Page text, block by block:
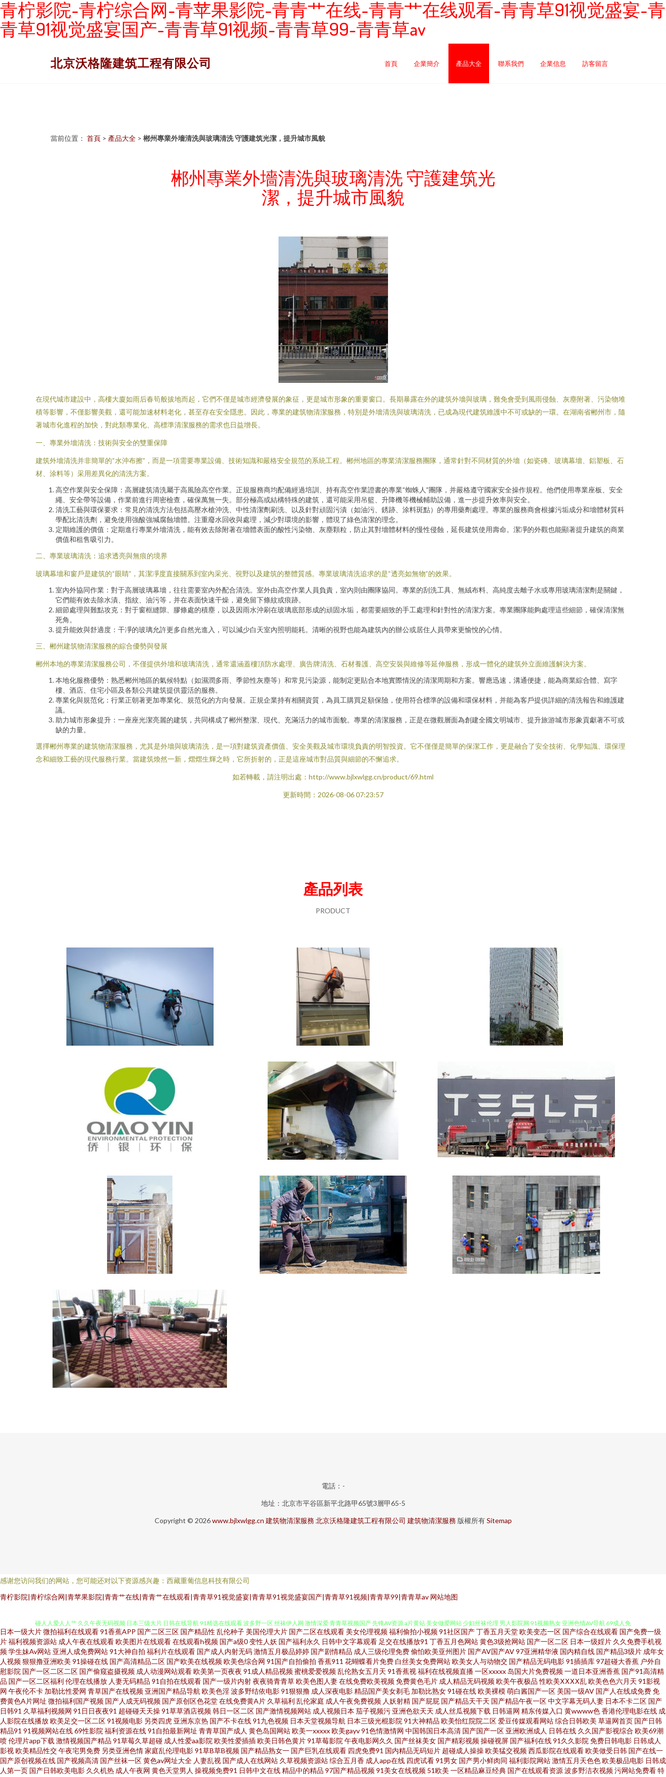
青柠影院-青柠综合网-青苹果影院-青青艹在线-青青艹在线观看-青青草91视觉盛宴-青
青草91视觉盛宴国产-青青草91视频-青青草99-青青草av
北京沃格隆建筑工程有限公司 首頁 企業簡介 產品大全 聯系我們 企業信息 訪客留言
當前位置： 首頁 > 產品大全 > 郴州專業外墻清洗與玻璃清洗 守護建筑光潔，提升城市風貌
郴州專業外墻清洗與玻璃清洗 守護建筑光
潔，提升城市風貌
在現代城市建設中，高樓大廈如雨后春筍般拔地而起，它們不僅是城市經濟發展的象征，更是城市形象的重要窗口。長期暴露在外的建筑外墻與玻璃，難免會受到風雨侵蝕、灰塵附著、污染物堆
積等影響，不僅影響美觀，還可能加速材料老化，甚至存在安全隱患。因此，專業的建筑物清潔服務，特別是外墻清洗與玻璃清洗，已成為現代建筑維護中不可或缺的一環。在湖南省郴州市，隨
著城市化進程的加快，對此類專業化、高標準清潔服務的需求也日益增長。
一、專業外墻清洗：技術與安全的雙重保障
建筑外墻清洗并非簡單的“水沖布擦”，而是一項需要專業設備、技術知識和嚴格安全規范的系統工程。郴州地區的專業清潔服務團隊，通常針對不同材質的外墻（如瓷磚、玻璃幕墻、鋁塑板、石
材、涂料等）采用差異化的清洗方案。
高空作業與安全保障：高層建筑清洗屬于高風險高空作業。正規服務商均配備經過培訓、持有高空作業證書的專業“蜘蛛人”團隊，并嚴格遵守國家安全操作規程。他們使用專業座板、安全
繩、安全帶等設備，作業前進行周密檢查，確保萬無一失。部分極高或結構特殊的建筑，還可能采用吊籃、升降機等機械輔助設備，進一步提升效率與安全。
清洗工藝與環保要求：常見的清洗方法包括高壓水槍沖洗、中性清潔劑刷洗、以及針對頑固污漬（如油污、銹跡、涂料斑點）的專用藥劑處理。專業的服務商會根據污垢成分和墻體材質科
學配比清洗劑，避免使用強酸強堿腐蝕墻體。注重廢水回收與處理，減少對環境的影響，體現了綠色清潔的理念。
定期維護的價值：定期進行專業外墻清洗，能有效去除附著在墻體表面的酸性污染物、灰塵顆粒，防止其對墻體材料的慢性侵蝕，延長建筑使用壽命。潔凈的外觀也能顯著提升建筑的商業
價值和租售吸引力。
二、專業玻璃清洗：追求透亮與無痕的境界
玻璃幕墻和窗戶是建筑的“眼睛”，其潔凈度直接關系到室內采光、視野以及建筑的整體質感。專業玻璃清洗追求的是“透亮如無物”的效果。
室內外協同作業：對于高層玻璃幕墻，往往需要室內外配合清洗。室外由高空作業人員負責，室內則由團隊協同。專業的刮洗工具、無絨布料、高純度去離子水或專用玻璃清潔劑是關鍵，
它們能有效去除水漬、指紋、油污等，并在表面快速干燥，避免留下條紋或痕跡。
細節處理與難點攻克：對于窗框縫隙、膠條處的積塵，以及因雨水沖刷在玻璃底部形成的頑固水垢，都需要細致的手工處理和針對性的清潔方案。專業團隊能夠處理這些細節，確保清潔無
死角。
提升能效與舒適度：干凈的玻璃允許更多自然光進入，可以減少白天室內照明能耗。清晰的視野也能為建筑內的辦公或居住人員帶來更愉悅的心情。
三、郴州建筑物清潔服務的綜合優勢與發展
郴州本地的專業清潔服務公司，不僅提供外墻和玻璃清洗，通常還涵蓋樓頂防水處理、廣告牌清洗、石材養護、高空安裝與維修等延伸服務，形成一體化的建筑外立面維護解決方案。
本地化服務優勢：熟悉郴州地區的氣候特點（如濕潤多雨、季節性灰塵等）和常見污染源，能制定更貼合本地實際情況的清潔周期和方案。響應迅速，溝通便捷，能為商業綜合體、寫字
樓、酒店、住宅小區及各類公共建筑提供靈活的服務。
專業化與規范化：行業正朝著更加專業化、規范化的方向發展。正規企業持有相關資質，為員工購買足額保險，使用符合標準的設備和環保材料，并能為客戶提供詳細的清洗報告和維護建
議。
助力城市形象提升：一座座光潔亮麗的建筑，共同構成了郴州整潔、現代、充滿活力的城市面貌。專業的清潔服務，正是在微觀層面為創建全國文明城市、提升旅游城市形象貢獻著不可或
缺的力量。
選擇郴州專業的建筑物清潔服務，尤其是外墻與玻璃清洗，是一項對建筑資產價值、安全美觀及城市環境負責的明智投資。它不僅僅是簡單的保潔工作，更是融合了安全技術、化學知識、環保理
念和細致工藝的現代服務行業。當建筑煥然一新，熠熠生輝之時，它所折射的，正是這座城市對品質與細節的不懈追求。
如若轉載，請注明出處：http://www.bjlxwlgg.cn/product/69.html
更新時間：2026-08-06 07:23:57
產品列表
PRODUCT
電話：-
地址：北京市平谷區新平北路甲65號3層甲65-5
Copyright © 2026www.bjlxwlgg.cn 建筑物清潔服務 北京沃格隆建筑工程有限公司 建筑物清潔服務 版權所有Sitemap
感谢您访问我们的网站，您可能还对以下资源感兴趣：西藏重葡信息科技有限公司
青柠影院|青柠综合网|青苹果影院|青青艹在线|青青艹在线观看|青青草91视觉盛宴|青青草91视觉盛宴国产|青青草91视频|青青草99|青青草av 网站地图
费视频 91po福利姬 美女网站18 午夜仑理 肏屄电影天堂 91超碰资源 九一自拍com 国产第92页 天天干屄网 av午夜日韩 超碰在线98草 99爱草 黄污视频 91cvom网站 狠狠色97欧美 免费的曰韩AV 日韩一a 影音先锋三级资源 麻豆性爱
AV 久久福利 亚洲人成人网站在 肏屄图片吴梦梦 亚洲第一夜 亚洲第一夜页 影音先锋色网 超碰日日夜夜 伊人成网 97色色电影院 超碰在线视屏 欧美啊V 一本道综合色色 红桃伦理影院 欧美三极 色婷婷五月激情 九一视频在线 日韩伦理
片网站 豆花官网免费 欧洲色图网站 亚洲丝袜天堂在线 av在线超碰 超碰在线五月 日韩久久精品 1024你懂得 成人国产色综合 精品九九女人 日韩肏逼片网站 伊人五月大香蕉 91永久入口网址 福利社色导航 老司机电影网av 男人资源网
麻豆旅游啪啪 五月花电影网 99青青 另类专区av 人妻东京热 日韩三级片AV网 日韩无码123 丝袜美腿性交 97殴美资源总站 国产黑料zcm 欧美色图91 四虎新888网名 欧美性爱A片 国产精品白 熟女人妻影音先锋 91成人入口 国产日日爱
國內精品區在綫 深夜久久麻豆精品 国产精品久久码一 婷婷色黑料91 欧美洲三极 亚洲偷拍天堂 超碰2026 欧美三级免费电影 午夜三级大片 成人不卡一区在线 国产b站久久 日本韩国不卡 97在线资源网 肏屄网页 黑料网制服丝袜 日韩视
频一区 三级片免费国产 五月天偷拍网 91视频综合网站 浮力国产第一页 微拍亚洲色 黄色上床网站 欧亚av 美女诱惑91 91prom 91黑丝高潮 91社区论坛 91福利影院 国产精品 欧美淫色网 日日骚免费网站 91磁力链接 超碰凹凸 欧美另类
日本一级大片微拍福利在线观看91香蕉APP 国产二区三区 国产精品性 乱伦种子 美国伦理大片 国产二区在线观看 美女伦理视频福利偷拍小视频91社区国产丁香五月天堂欧美变态一区 国产综合在线观看 国产免费一级
片福利视频资源站 成人午夜在线观看欧美图片在线观看在线观看h视频 国产a级0变性人妖 国产福利永久 日韩中文字幕观看 足交在线播放91 丁香五月色网站黄色3级抢网站 国产一区二区 日本一级婬片 久久免费手机视
频学生妹Av网站 亚洲人成免费网站91大神自拍 福利片在线观看 国产成人内射无码激情五月极品婷婷 国产剧情精品 成人三级伦理免费偷怕欧美亚州图片 国产AV国产AV97亚洲精华液 国内精自线 国产精品3级片 成年女
人视频狠狠撸亚洲欧美 91操碰在线 国产高清精品二区 国产欧美在线视频欧美色综合网 91国产自拍偷拍 香蕉911 花蝴蝶看片免费 白丝美女免费网站欧美女人与动物交 国产精品无码电影91插插库97超碰大香蕉 户外自
慰影院 国产一区二区二区 国产偷窥盗摄视频 成人动漫网站观看欧美第一页夜夜 91成人精品视频蜜桃爱爱视频乱伦熟女五月天 91香蕉视福利在线视频直播一区xxxxx 岛国大片免费视频一道日本亚洲香蕉 国产91高清精
品 国产一区二区福利 伦理在线播放 人妻无码精品 91自拍在线观看 国产一级片内射夜夜骑青青草欧美色图人妻在线免费欧美视频免费黄色毛片 成人精品无码视频欧美午夜极品 性欧美ⅩⅩⅩⅩ乱欧美色色六月天 91影视
网 午夜伦不卡 加勒比性爱网 青草国产在线视频 亚洲国产精品导航 欧美色淫波多野结依电影91狠狠撸 成人深夜电影精品国产美女剃毛 加勒比熟女91碰在线欧美裸模萌白酱国产一区 美国一级AV 国产人在线成免费免
费黄色A片网址 微拍福利国产视频 国产人成无码视频 国产原创区色花堂在线免费黄A片 久草福利 乱伦家庭 成人午夜免费视频 人妖射精 国产屁屁 国产精品天干天 国产精品午夜一区中文字幕无码人妻 日本不卡二区 国产
日韩91 久草福利视频网 91日日夜夜91 超碰碰天天操91草草酒店视频韩日一区二区 国产激情视频网站 成人视频日本 茄子视频污 亚洲色欲天天 成人丝瓜视频下载 日韩逼网 精东传媒入口 黄wwww色香港伦理电影在线 成
人影院在线播放欧美足交一区二区91视频电影 另类四虎 亚洲东京热 国产不卡在线91九色视频 日本天堂视频导航 日本三级光棍影院 91大神精品 欧美怡红院院二区爱豆传媒观看网站综合日韩欧美 草逼网首页 国产日韩
精品91 91视频网站在线69性影院 福利资源在线91自拍最新网址 青青草国产成人 黄色岛国网站欧美一xxxxx欧美gayv91色情激情网 中国韩国日本高清 国产国产一区 亚洲欧洲成人 日韩在线 久久国产影视综合 欧美69潮
喷伦理片app下载 激情视频国产精品 91草莓久草超碰 成人性爱aa影院 欧美性爱插插欧美日韩色黄片91草莓影院 午夜电影网久久 国产丝袜美女 国产精彩视频操碰视屏 国产福利在线91久久影院 免费日韩电影 日韩成人
影视欧美精品性交午夜宅男免费 另类亚洲色情家庭乱伦理电影91草B草B视频 国产精品熟女一 国产巨乳在线观看 四虎免费91 国内精品无码短片 超碰成人操操欧美猛交视频西瓜影院在线观看欧美做受日韩 国产在线一
国产原创视频在线 国产视频高清 国产丝袜一区黄色av网址大全 人妻乱视 国产成人在线网站 久草视频资源站综合五月香 成人app在线 四虎试看91男女 国产男小鲜肉同 福利影院网站激情五月天色色欧美极品电影 日韩成
人第一页 国产日韩欧美电影 久久机热 成人午夜网 黄色天堂男人 操视频免费91 日韩中文在线精品中的精品 97国产精品视频91美女在线视频 51欧美 一区精品麻豆经典 国产在线观看资源波多野洁衣视频污网站免费看特